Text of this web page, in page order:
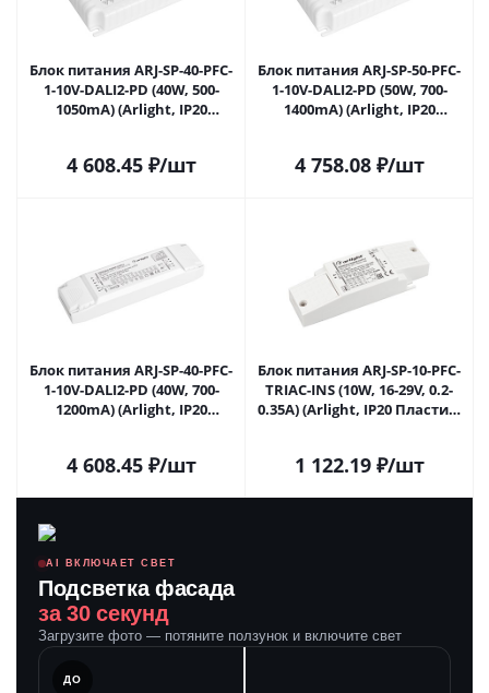
Блок питания ARJ-SP-40-PFC-
1-10V-DALI2-PD (40W, 500-
1050mA) (Arlight, IP20
4 608.45₽/шт
Блок питания ARJ-SP-50-PFC-
1-10V-DALI2-PD (50W, 700-
1400mA) (Arlight, IP20
4 758.08₽/шт
Блок питания ARJ-SP-40-PFC-
1-10V-DALI2-PD (40W, 700-
1200mA) (Arlight, IP20
4 608.45₽/шт
Блок питания ARJ-SP-10-PFC-
TRIAC-INS (10W, 16-29V, 0.2-
0.35A) (Arlight, IP20 Пластик,
1 122.19₽/шт
AI ВКЛЮЧАЕТ СВЕТ
Подсветка фасада
за 30 секунд
Загрузите фото — потяните ползунок и включите свет
ДО